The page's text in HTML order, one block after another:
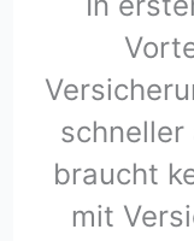
schneller
braucht
mit